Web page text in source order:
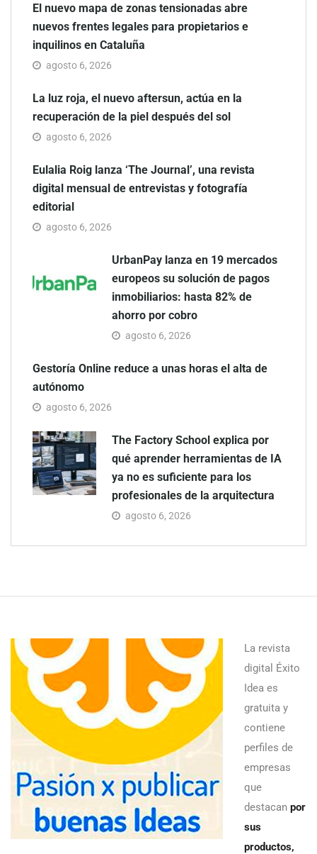
El nuevo mapa de zonas tensionadas abre
nuevos frentes legales para propietarios e
inquilinos en Cataluña
agosto 6, 2026
La luz roja, el nuevo aftersun, actúa en la
recuperación de la piel después del sol
agosto 6, 2026
Eulalia Roig lanza ‘The Journal’, una revista
digital mensual de entrevistas y fotografía
editorial
agosto 6, 2026
UrbanPay lanza en 19 mercados
europeos su solución de pagos
inmobiliarios: hasta 82% de
ahorro por cobro
agosto 6, 2026
Gestoría Online reduce a unas horas el alta de
autónomo
agosto 6, 2026
The Factory School explica por
qué aprender herramientas de IA
ya no es suficiente para los
profesionales de la arquitectura
agosto 6, 2026
La revista
digital Éxito
Idea es
gratuita y
contiene
perfiles de
empresas
que
destacan por
sus
productos,